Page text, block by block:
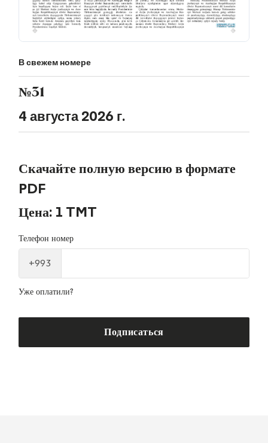
В свежем номере
№31
4 августа 2026 г.
Скачайте полную версию в формате
PDF
Цена: 1 TMT
Телефон номер
+993
Уже оплатили?
Подписаться